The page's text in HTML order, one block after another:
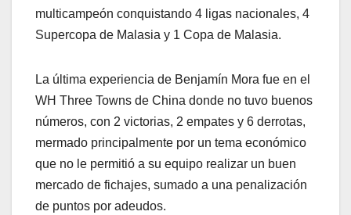
multicampeón conquistando 4 ligas nacionales, 4
Supercopa de Malasia y 1 Copa de Malasia.
La última experiencia de Benjamín Mora fue en el
WH Three Towns de China donde no tuvo buenos
números, con 2 victorias, 2 empates y 6 derrotas,
mermado principalmente por un tema económico
que no le permitió a su equipo realizar un buen
mercado de fichajes, sumado a una penalización
de puntos por adeudos.